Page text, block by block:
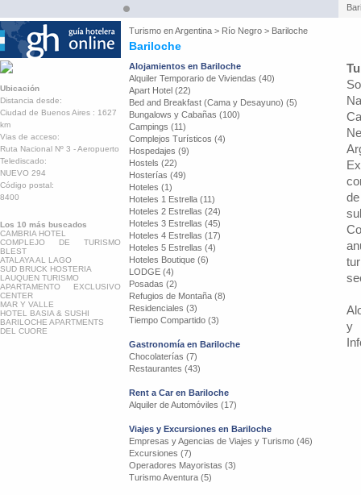
Turismo enArgentina > Río Negro > Bariloche
Bariloche
Ubicación
Distancia desde:
Ciudad de Buenos Aires : 1627
km
Vias de acceso:
Ruta Nacional Nº 3 - Aeropuerto
Telediscado:
NUEVO 294
Código postal:
8400
Los 10 más buscados
CAMBRIA HOTEL
COMPLEJO DE TURISMO
BLEST
ATALAYA AL LAGO
SUD BRUCK HOSTERIA
LAUQUEN TURISMO
APARTAMENTO EXCLUSIVO
CENTER
MAR Y VALLE
HOTEL BASIA & SUSHI
BARILOCHE APARTMENTS
DEL CUORE
Alojamientos en Bariloche
Alquiler Temporario de Viviendas (40)
Apart Hotel (22)
Bed and Breakfast (Cama y Desayuno) (5)
Bungalows y Cabañas (100)
Campings (11)
Complejos Turísticos (4)
Hospedajes (9)
Hostels (22)
Hosterías (49)
Hoteles (1)
Hoteles 1 Estrella (11)
Hoteles 2 Estrellas (24)
Hoteles 3 Estrellas (45)
Hoteles 4 Estrellas (17)
Hoteles 5 Estrellas (4)
Hoteles Boutique (6)
LODGE (4)
Posadas (2)
Refugios de Montaña (8)
Residenciales (3)
Tiempo Compartido (3)
Gastronomía en Bariloche
Chocolaterías (7)
Restaurantes (43)
Rent a Car en Bariloche
Alquiler de Automóviles (17)
Viajes y Excursiones en Bariloche
Empresas y Agencias de Viajes y Turismo (46)
Excursiones (7)
Operadores Mayoristas (3)
Turismo Aventura (5)
y